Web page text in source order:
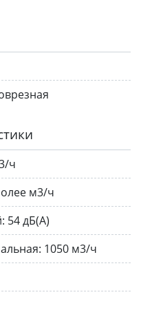
ч
м3/ч
54 дБ(A)
1050 м3/ч